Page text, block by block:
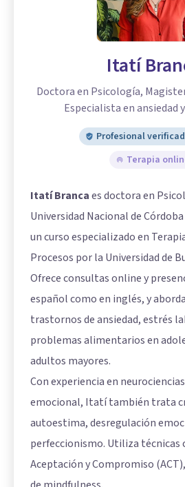
Itatí
Doctora en Psicología,
Especialista en ansiedad
Profesional
Terapia
Itatí Brancaes doctora en
Universidad Nacional de
un curso especializado en
Procesos por la Universidad de
Ofrece consultas online y
español como en inglés, y
trastornos de ansiedad, estrés
problemas alimentarios en
adultos mayores.
Con experiencia en
emocional, Itatí también trata
autoestima, desregulación
perfeccionismo. Utiliza técnicas
Aceptación y Compromiso